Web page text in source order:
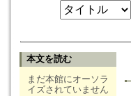
本文を読む
まだ本館にオーソラ
イズされていません